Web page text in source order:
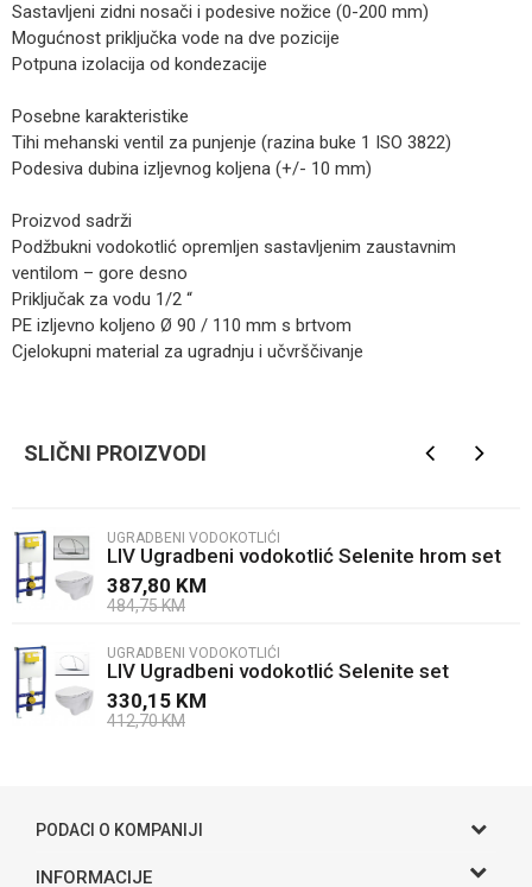
Sastavljeni zidni nosači i podesive nožice (0-200 mm)
Mogućnost priključka vode na dve pozicije
Potpuna izolacija od kondezacije
Posebne karakteristike
Tihi mehanski ventil za punjenje (razina buke 1 ISO 3822)
Podesiva dubina izljevnog koljena (+/- 10 mm)
Proizvod sadrži
Podžbukni vodokotlić opremljen sastavljenim zaustavnim
ventilom – gore desno
Priključak za vodu 1/2 “
PE izljevno koljeno Ø 90 / 110 mm s brtvom
Cjelokupni material za ugradnju i učvrščivanje
Poruka
SLIČNI PROIZVODI
UGRADBENI VODOKOTLIĆI
LIV Ugradbeni vodokotlić Selenite hrom set
387,80 KM
484,75KM
UGRADBENI VODOKOTLIĆI
LIV Ugradbeni vodokotlić Selenite set
330,15 KM
412,70KM
PODACI O KOMPANIJI
Gama S doo
INFORMACIJE